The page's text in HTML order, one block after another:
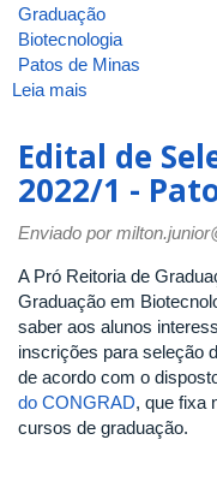
Graduação
Biotecnologia
Patos de Minas
Leia mais
INGEB
13/2015
Edital de
2022/1 -
Enviado por
A Pró Reitoria de
Graduação em
saber aos alunos
inscrições para seleção
de acordo com o
do CONGRAD, que fixa
cursos de graduação.